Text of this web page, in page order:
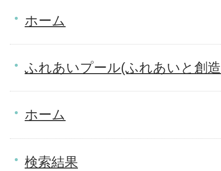
ホーム
ふれあいプール(ふれあいと創
ホーム
検索結果